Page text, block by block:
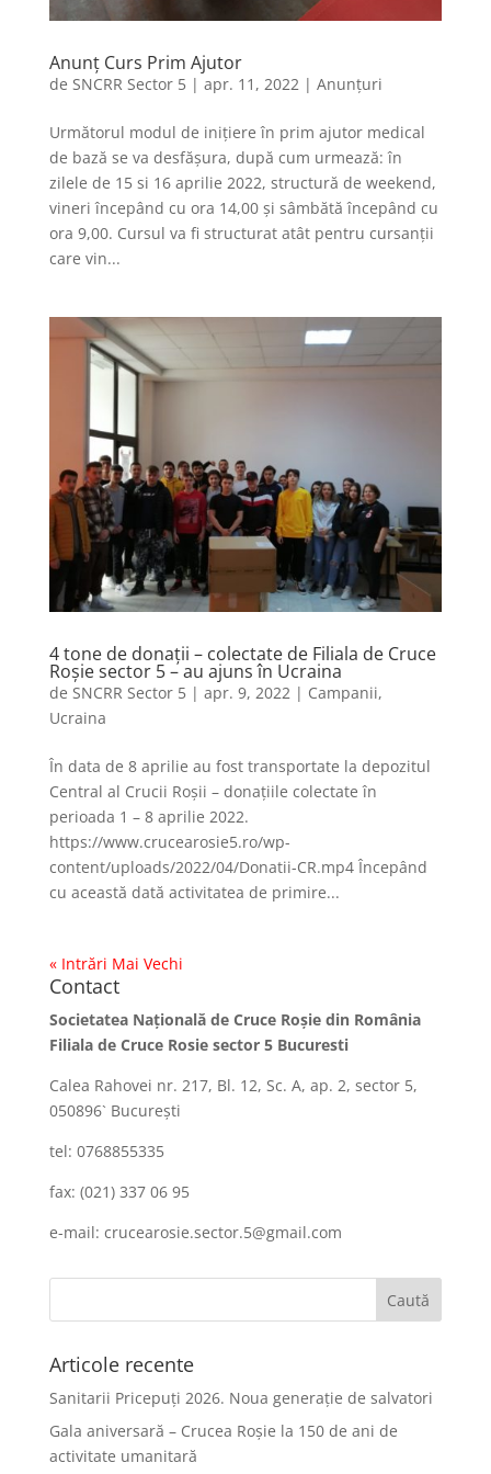
Anunț Curs Prim Ajutor
de SNCRR Sector 5| apr. 11, 2022| Anunțuri
Următorul modul de inițiere în prim ajutor medical
de bază se va desfășura, după cum urmează: în
zilele de 15 si 16 aprilie 2022, structură de weekend,
vineri începând cu ora 14,00 și sâmbătă începând cu
ora 9,00. Cursul va fi structurat atât pentru cursanții
care vin...
4 tone de donații – colectate de Filiala de Cruce
Roșie sector 5 – au ajuns în Ucraina
de SNCRR Sector 5| apr. 9, 2022| Campanii,
Ucraina
În data de 8 aprilie au fost transportate la depozitul
Central al Crucii Roșii – donațiile colectate în
perioada 1 – 8 aprilie 2022.
https://www.crucearosie5.ro/wp-
content/uploads/2022/04/Donatii-CR.mp4 Începând
cu această dată activitatea de primire...
« Intrări Mai Vechi
Contact
Societatea Naţională de Cruce Roşie din România
Filiala de Cruce Rosie sector 5 Bucuresti
Calea Rahovei nr. 217, Bl. 12, Sc. A, ap. 2, sector 5,
050896` Bucureşti
tel: 0768855335
fax: (021) 337 06 95
e-mail: crucearosie.sector.5@gmail.com
Articole recente
Sanitarii Pricepuți 2026. Noua generație de salvatori
Gala aniversară – Crucea Roșie la 150 de ani de
activitate umanitară